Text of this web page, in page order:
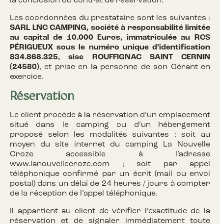
Les coordonnées du prestataire sont les suivantes :
SARL LNC CAMPING, société à responsabilité limitée
au capital de 10.000 Euros, immatriculée au RCS
PÉRIGUEUX sous le numéro unique d’identification
834.868.325, sise ROUFFIGNAC SAINT CERNIN
(24580), et prise en la personne de son Gérant en
exercice.
Réservation
Le client procède à la réservation d’un emplacement
situé dans le camping ou d’un hébergement
proposé selon les modalités suivantes : soit au
moyen du site internet du camping La Nouvelle
Croze accessible à l’adresse
www.lanouvellecroze.com ; soit par appel
téléphonique confirmé par un écrit (mail ou envoi
postal) dans un délai de 24 heures / jours à compter
de la réception de l’appel téléphonique.
Il appartient au client de vérifier l’exactitude de la
réservation et de signaler immédiatement toute